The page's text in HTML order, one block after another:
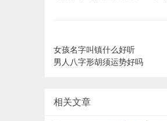
女孩名字叫镇什么好听
男人八字形胡须运势好吗
相关文章